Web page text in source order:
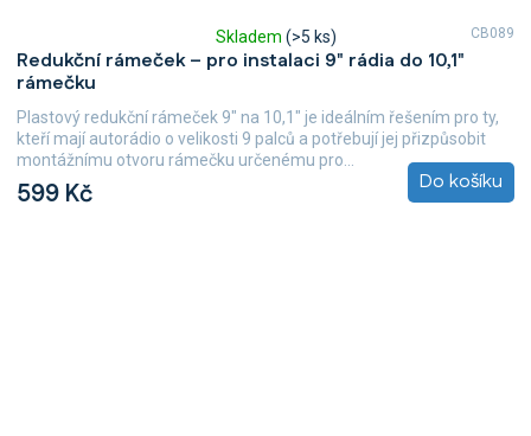
Redukční rámeček – pro instalaci 9" rádia do 10,1"
rámečku
hodnocení
produktu
je
5,0
hvězdiček.
Skladem (>5 ks)
599 Kč Do košíku
Plastový redukční rámeček 9" na 10,1" je ideálním řešením pro ty,
kteří mají autorádio o velikosti 9 palců a potřebují jej přizpůsobit
montážnímu otvoru rámečku určenému pro...
CB089